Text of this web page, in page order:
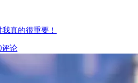
真的很重要！
评论